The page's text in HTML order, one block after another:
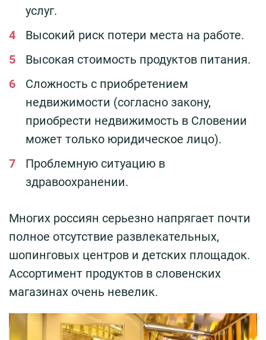
услуг.
Высокий риск потери места на работе.
Высокая стоимость продуктов питания.
Сложность с приобретением
недвижимости (согласно закону,
приобрести недвижимость в Словении
может только юридическое лицо).
Проблемную ситуацию в
здравоохранении.
Многих россиян серьезно напрягает почти
полное отсутствие развлекательных,
шопинговых центров и детских площадок.
Ассортимент продуктов в словенских
магазинах очень невелик.